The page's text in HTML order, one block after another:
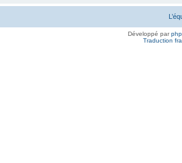
Développé par
Traduction